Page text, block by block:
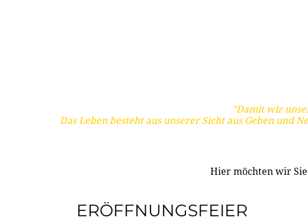
"Damit wir
Das Leben besteht aus unserer Sicht aus Geben und
Hier möchten wir
ERÖFFNUNGSFEIER